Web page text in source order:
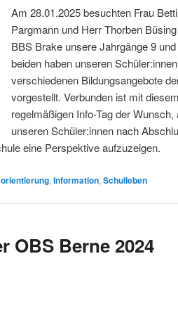
Am 28.01.2025 besuchten Frau
Pargmann und Herr Thorben
BBS Brake unsere Jahrgänge 9
beiden haben unseren
verschiedenen Bildungsangebote
vorgestellt. Verbunden ist mit diesem
regelmäßigen Info-Tag der Wunsch,
unseren Schüler:innen nach
eine Perspektive aufzuzeigen.
, Information, Schulleben
OBS Berne 2024